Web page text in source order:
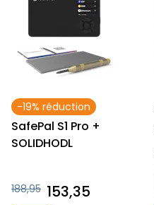
-19% réduction
SafePal S1 Pro +
SOLIDHODL
188,95 153,35